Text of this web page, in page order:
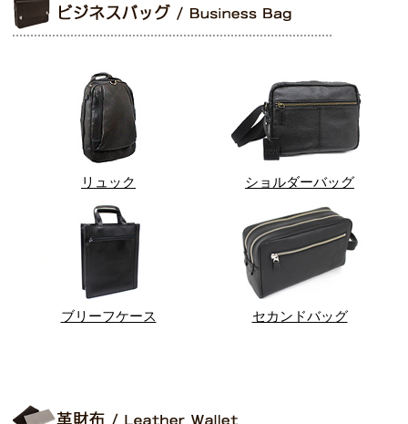
リュック ショルダーバッグ
ブリーフケース セカンドバッグ